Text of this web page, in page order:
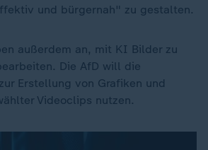
und bürgernah" zu gestalten.
außerdem an, mit KI Bilder zu
Die AfD will die
Erstellung von Grafiken und
Videoclips nutzen.